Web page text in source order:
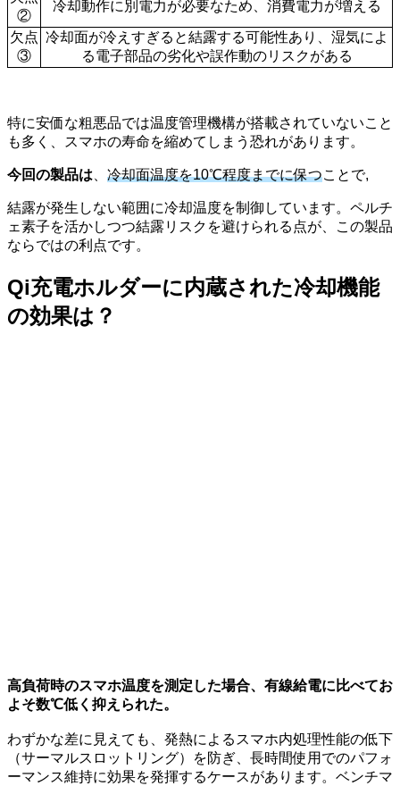
②
冷却動作に別電力が必要なため、消費電力が増える
欠点
③
冷却面が冷えすぎると結露する可能性あり、湿気によ
る電子部品の劣化や誤作動のリスクがある
特に安価な粗悪品では温度管理機構が搭載されていないこと
も多く、スマホの寿命を縮めてしまう恐れがあります。
今回の製品は 冷却面温度を10℃程度までに保つことで,
結露が発生しない範囲に冷却温度を制御しています。ペルチ
ェ素子を活かしつつ結露リスクを避けられる点が、この製品
ならではの利点です。
Qi充電ホルダーに内蔵された冷却機能
の効果は？
高負荷時のスマホ温度を測定した場合、有線給電に比べてお
よそ数℃低く抑えられた。
わずかな差に見えても、発熱によるスマホ内処理性能の低下
（サーマルスロットリング）を防ぎ、長時間使用でのパフォ
ーマンス維持に効果を発揮するケースがあります。ベンチマ